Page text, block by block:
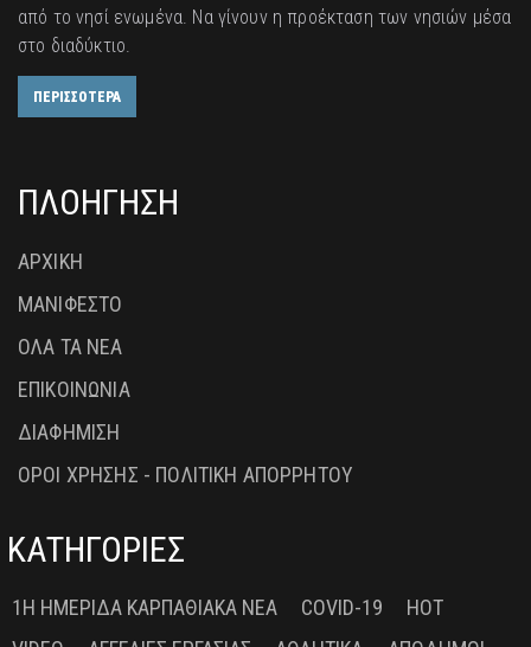
από το νησί ενωμένα. Να γίνουν η προέκταση των νησιών μέσα
στο διαδύκτιο.
ΠΕΡΙΣΣΟΤΕΡΑ
ΠΛΟΗΓΗΣΗ
ΑΡΧΙΚΗ
ΜΑΝΙΦΕΣΤΟ
ΟΛΑ ΤΑ ΝΕΑ
ΕΠΙΚΟΙΝΩΝΙΑ
ΔΙΑΦΗΜΙΣΗ
ΟΡΟΙ ΧΡΗΣΗΣ - ΠΟΛΙΤΙΚΗ ΑΠΟΡΡΗΤΟΥ
ΚΑΤΗΓΟΡΙΕΣ
1Η ΗΜΕΡΊΔΑ ΚΑΡΠΑΘΙΑΚΆ ΝΈΑ COVID-19
HOT